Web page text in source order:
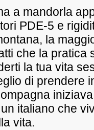
a mandorla
PDE-5 e
la
che la pratica
la tua vita
di prendere
italiano che
vita.